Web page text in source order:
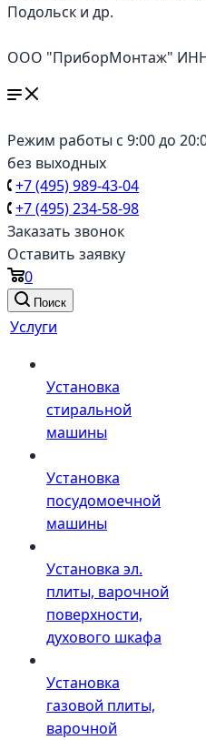
Подольск и др.
ООО "ПриборМонтаж" ИНН
Режим работы с 9:00 до
без выходных
+7 (495) 989-43-04
+7 (495) 234-58-98
Заказать звонок
Оставить заявку
0
Поиск
Услуги
Установка
стиральной
машины
Установка
посудомоечной
машины
Установка эл.
плиты, варочной
поверхности,
духового шкафа
Установка
газовой плиты,
варочной